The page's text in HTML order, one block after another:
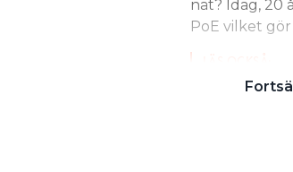
nät? Idag, 20
PoE vilket
QUIZ: VAD
Den här